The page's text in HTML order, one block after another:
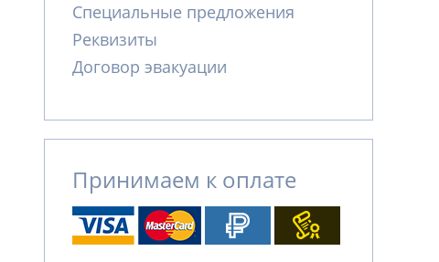
Специальные предложения
Реквизиты
Договор эвакуации
Принимаем к оплате